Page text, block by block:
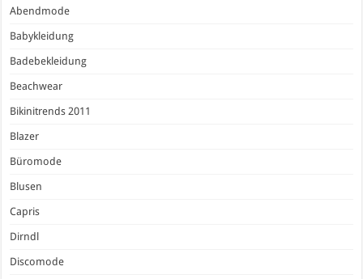
Abendmode
Babykleidung
Badebekleidung
Beachwear
Bikinitrends 2011
Blazer
Büromode
Blusen
Capris
Dirndl
Discomode